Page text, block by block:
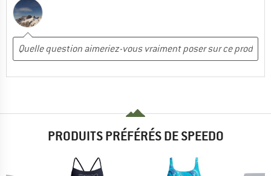
PRODUITS PRÉFÉRÉS DE SPEEDO